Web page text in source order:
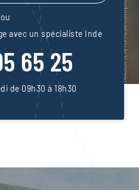
ou
avec un spécialiste Inde
65 25
de 09h30 à 18h30